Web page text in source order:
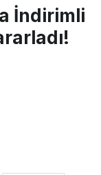
İndirimli